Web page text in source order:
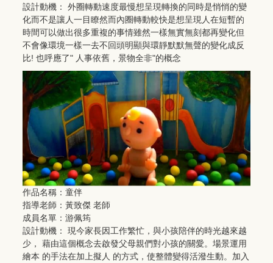
設計動機： 外圈轉動速度最慢想呈現轉換的同時是悄悄的變
化而不是讓人一目瞭然而內圈轉動較快是想呈現人在短暫的
時間可以做出很多重複的事情雖然一樣無實無刻都再變化但
不會像環境一樣一去不回頭明顯與環靜默默無聲的變化成反
比! 也呼應了" 人事依舊，景物全非"的概念
作品名稱：童伴
指導老師：黃致傑 老師
成員名單：游佩筠
設計動機： 現今家長因工作繁忙，與小孩陪伴的時光越來越
少， 藉由這個概念去啟發父母親們對小孩的關愛。場景運用
繪本 的手法在加上擬人 的方式，使整體變得活潑生動。加入